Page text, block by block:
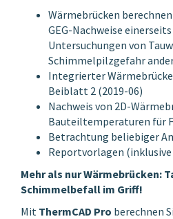
Wärmebrücken
GEG-Nachweise
Untersuchungen von
Schimmelpilzgefahr
Integrierter
Beiblatt 2 (2019-06)
Nachweis von 2D-
Bauteiltemperaturen für
Betrachtung beliebiger
Reportvorlagen
Mehr als nur Wärmebrücken:
Schimmelbefall im Griff!
Mit ThermCAD Pro berechnen